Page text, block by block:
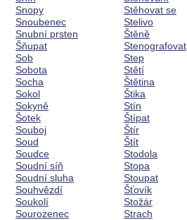
Snopy
Snoubenec
Snubní prsten
Šňupat
Sob
Sobota
Socha
Sokol
Sokyně
Šotek
Souboj
Soud
Soudce
Soudní síň
Soudní sluha
Souhvězdí
Soukolí
Sourozenec
Stěhovat se
Stelivo
Štěně
Stenografovat
Step
Stětí
Štětina
Štika
Stín
Štípat
Štír
Štít
Stodola
Stopa
Stoupat
Šťovík
Stožár
Strach